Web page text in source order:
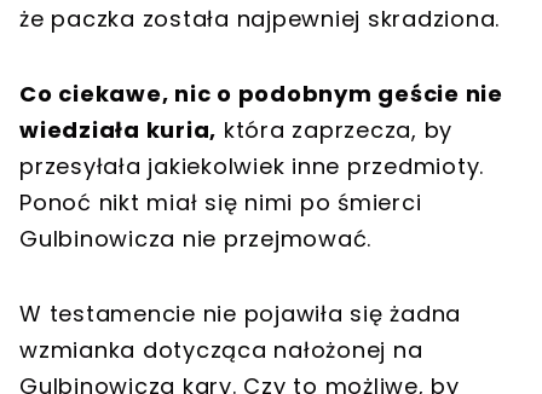
że paczka została najpewniej skradziona.
Co ciekawe, nic o podobnym geście nie
wiedziała kuria, która zaprzecza, by
przesyłała jakiekolwiek inne przedmioty.
Ponoć nikt miał się nimi po śmierci
Gulbinowicza nie przejmować.
W testamencie nie pojawiła się żadna
wzmianka dotycząca nałożonej na
Gulbinowicza kary. Czy to możliwe, by